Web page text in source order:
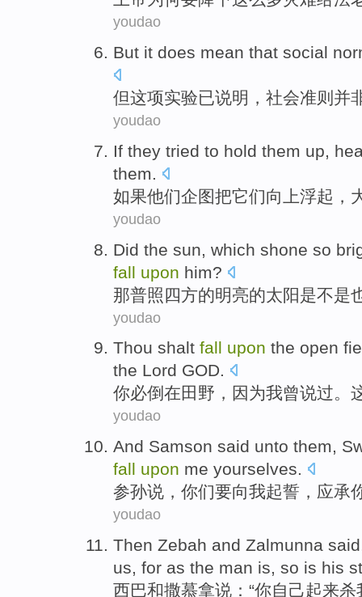
youdao
But it does mean that social
但这项实验已说明 ， 社会准则 并
youdao
If they tried to hold them up,
them.
如果他们企图把它们向上浮起，
youdao
Did the sun , which shone so
fall upon him?
那普照四方的明亮的太阳是不是
youdao
Thou shalt fall upon the open
the Lord GOD.
你必倒在田野 ， 因为我曾说过。
youdao
And Samson said unto them,
fall upon me yourselves.
参孙说 ， 你们要向我起誓 ，应承
youdao
Then Zebah and Zalmunna said
us, for as the man is, so is his
西巴和撒慕拿说 ：“你自己起来杀